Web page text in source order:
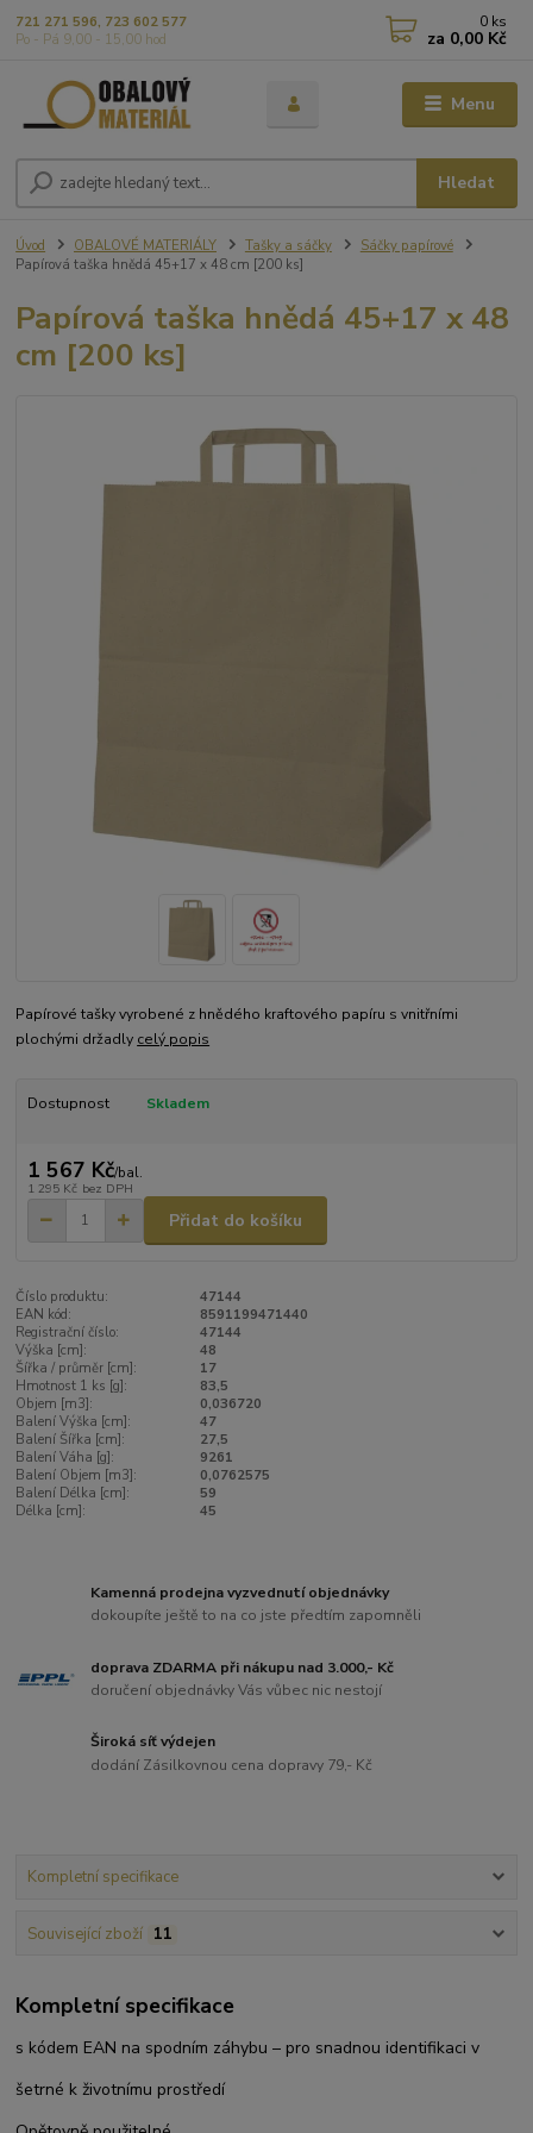
Menu
Hledat
721 271 596, 723 602 577
Po - Pá 9,00 - 15,00 hod
0 ks
za 0,00 Kč
Úvod OBALOVÉ MATERIÁLY Tašky a sáčky
Sáčky papírové
Papírová taška hnědá 45+17 x 48 cm [200 ks]
Papírová taška hnědá 45+17 x 48
cm [200 ks]
Papírové tašky vyrobené z hnědého kraftového papíru s vnitřními
plochými držadly celý popis
Dostupnost Skladem
1 567 Kč/bal.
1 295 Kč bez DPH
Přidat do košíku
Číslo produktu:
47144
EAN kód:
8591199471440
Registrační číslo:
47144
Výška [cm]:
48
Šířka / průměr [cm]:
17
Hmotnost 1 ks [g]:
83,5
Objem [m3]:
0,036720
Balení Výška [cm]:
47
Balení Šířka [cm]:
27,5
Balení Váha [g]:
9261
Balení Objem [m3]:
0,0762575
Balení Délka [cm]:
59
Délka [cm]:
45
Kamenná prodejna vyzvednutí objednávky
dokoupíte ještě to na co jste předtím zapomněli
doprava ZDARMA při nákupu nad 3.000,- Kč
doručení objednávky Vás vůbec nic nestojí
Široká síť výdejen
dodání Zásilkovnou cena dopravy 79,- Kč
Kompletní specifikace
Související zboží 11
Kompletní specifikace
s kódem EAN na spodním záhybu – pro snadnou identifikaci v
šetrné k životnímu prostředí